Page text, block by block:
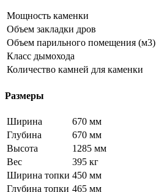
Мощность каменки
Объем закладки дров
Объем парильного помещения (м3)
Класс дымохода
Количество камней для каменки
Размеры
Ширина
670 мм
Глубина
670 мм
Высота
1285 мм
Вес
395 кг
Ширина топки 450 мм
Глубина топки 465 мм